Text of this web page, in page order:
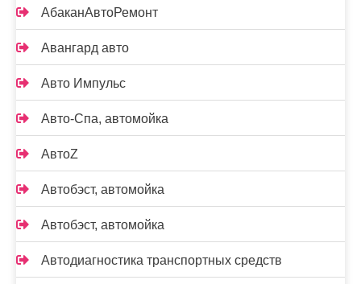
АбаканАвтоРемонт
Авангард авто
Авто Импульс
Авто-Спа, автомойка
АвтоZ
Автобэст, автомойка
Автобэст, автомойка
Автодиагностика транспортных средств